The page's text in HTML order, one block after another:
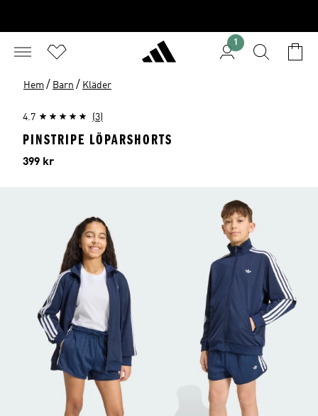
1
Hem / Barn / Kläder
4.7 (3)
PINSTRIPE LÖPARSHORTS
Pris
399 kr